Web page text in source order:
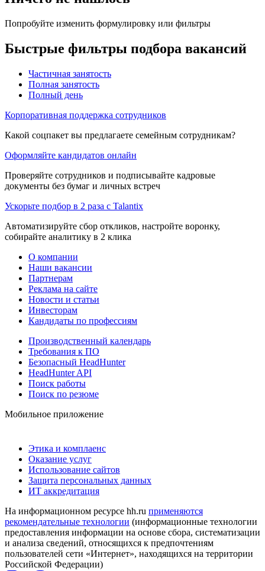
Попробуйте изменить формулировку или фильтры
Быстрые фильтры подбора вакансий
Частичная занятость
Полная занятость
Полный день
Корпоративная поддержка сотрудников
Какой соцпакет вы предлагаете семейным сотрудникам?
Оформляйте кандидатов онлайн
Проверяйте сотрудников и подписывайте кадровые
документы без бумаг и личных встреч
Ускорьте подбор в 2 раза с Talantix
Автоматизируйте сбор откликов, настройте воронку,
собирайте аналитику в 2 клика
О компании
Наши вакансии
Партнерам
Реклама на сайте
Новости и статьи
Инвесторам
Кандидаты по профессиям
Производственный календарь
Требования к ПО
Безопасный HeadHunter
HeadHunter API
Поиск работы
Поиск по резюме
Мобильное приложение
Этика и комплаенс
Оказание услуг
Использование сайтов
Защита персональных данных
ИТ аккредитация
На информационном ресурсе hh.ru применяются
рекомендательные технологии (информационные технологии
предоставления информации на основе сбора, систематизации
и анализа сведений, относящихся к предпочтениям
пользователей сети «Интернет», находящихся на территории
Российской Федерации)